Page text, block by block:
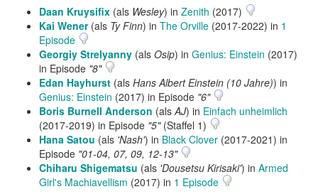
Daan Kruysifix (als Wesley) in Zenith (2017)
Kai Wener(als Ty Finn) in The Orville (2017-2022) in 1
Episode
Georgiy Strelyanny (als Osip) in Genius: Einstein (2017)
in Episode "8"
Edan Hayhurst (als Hans Albert Einstein (10 Jahre)) in
Genius: Einstein (2017) in Episode "6"
Boris Burnell Anderson (alsAJ) in Einfach unheimlich
(2017-2019) in Episode "5"(Staffel 1)
Hana Satou (als 'Nash') in Black Clover (2017-2021) in
Episode "01-04, 07, 09, 12-13"
Chiharu Shigematsu (als 'Dousetsu Kirisaki') in Armed
Girl's Machiavellism (2017) in 1 Episode